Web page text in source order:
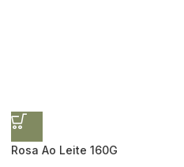
Rosa Ao Leite 160G